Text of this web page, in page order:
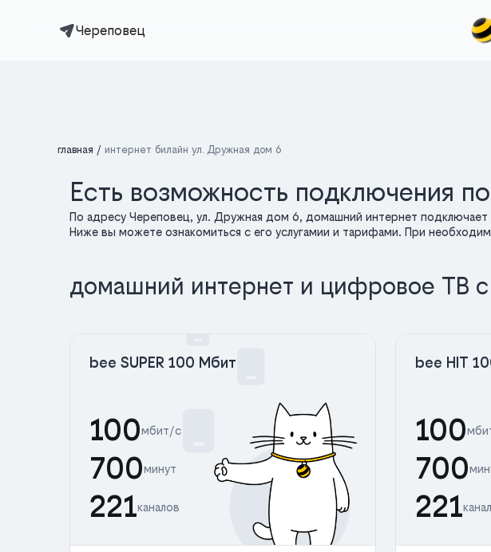
Череповец
главная интернет билайн ул. Дружная дом 6
Есть возможность подключения
По адресу Череповец, ул. Дружная дом 6, домашний интернет подключает
Ниже вы можете ознакомиться с его услугамии и тарифами. При
домашний интернет и цифровое ТВ
bee SUPER 100 Мбит
100мбит/с
700минут
221каналов
bee HIT
100
700
221